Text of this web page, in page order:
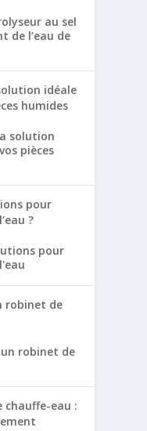
idéale
humides
pour
?
robinet de
chauffe-eau :